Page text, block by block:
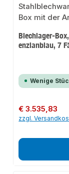
Blechlager-
enzianblau, 7
Wenige
Regulärer Preis:
€ 3.535,83
zzgl.